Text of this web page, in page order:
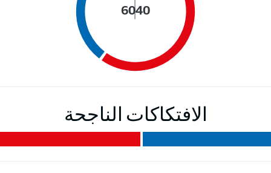
40
60
الافتكاكات الناجحة